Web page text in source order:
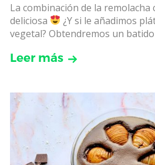
La combinación de la remolacha
deliciosa
¿Y si le añadimos
vegetal? Obtendremos un
Leer más